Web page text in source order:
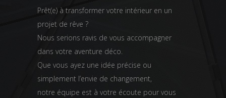
Prêt(e) à transformer votre intérieur en un
projet de rêve ?
Nous serions ravis de vous accompagner
dans votre aventure déco.
Que vous ayez une idée précise ou
simplement l’envie de changement,
notre équipe est à votre écoute pour vous